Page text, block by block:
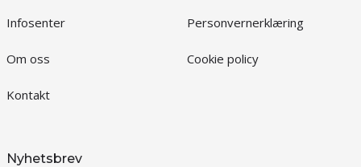
Infosenter
Om oss
Kontakt
Personvernerklæring
Cookie policy
Nyhetsbrev